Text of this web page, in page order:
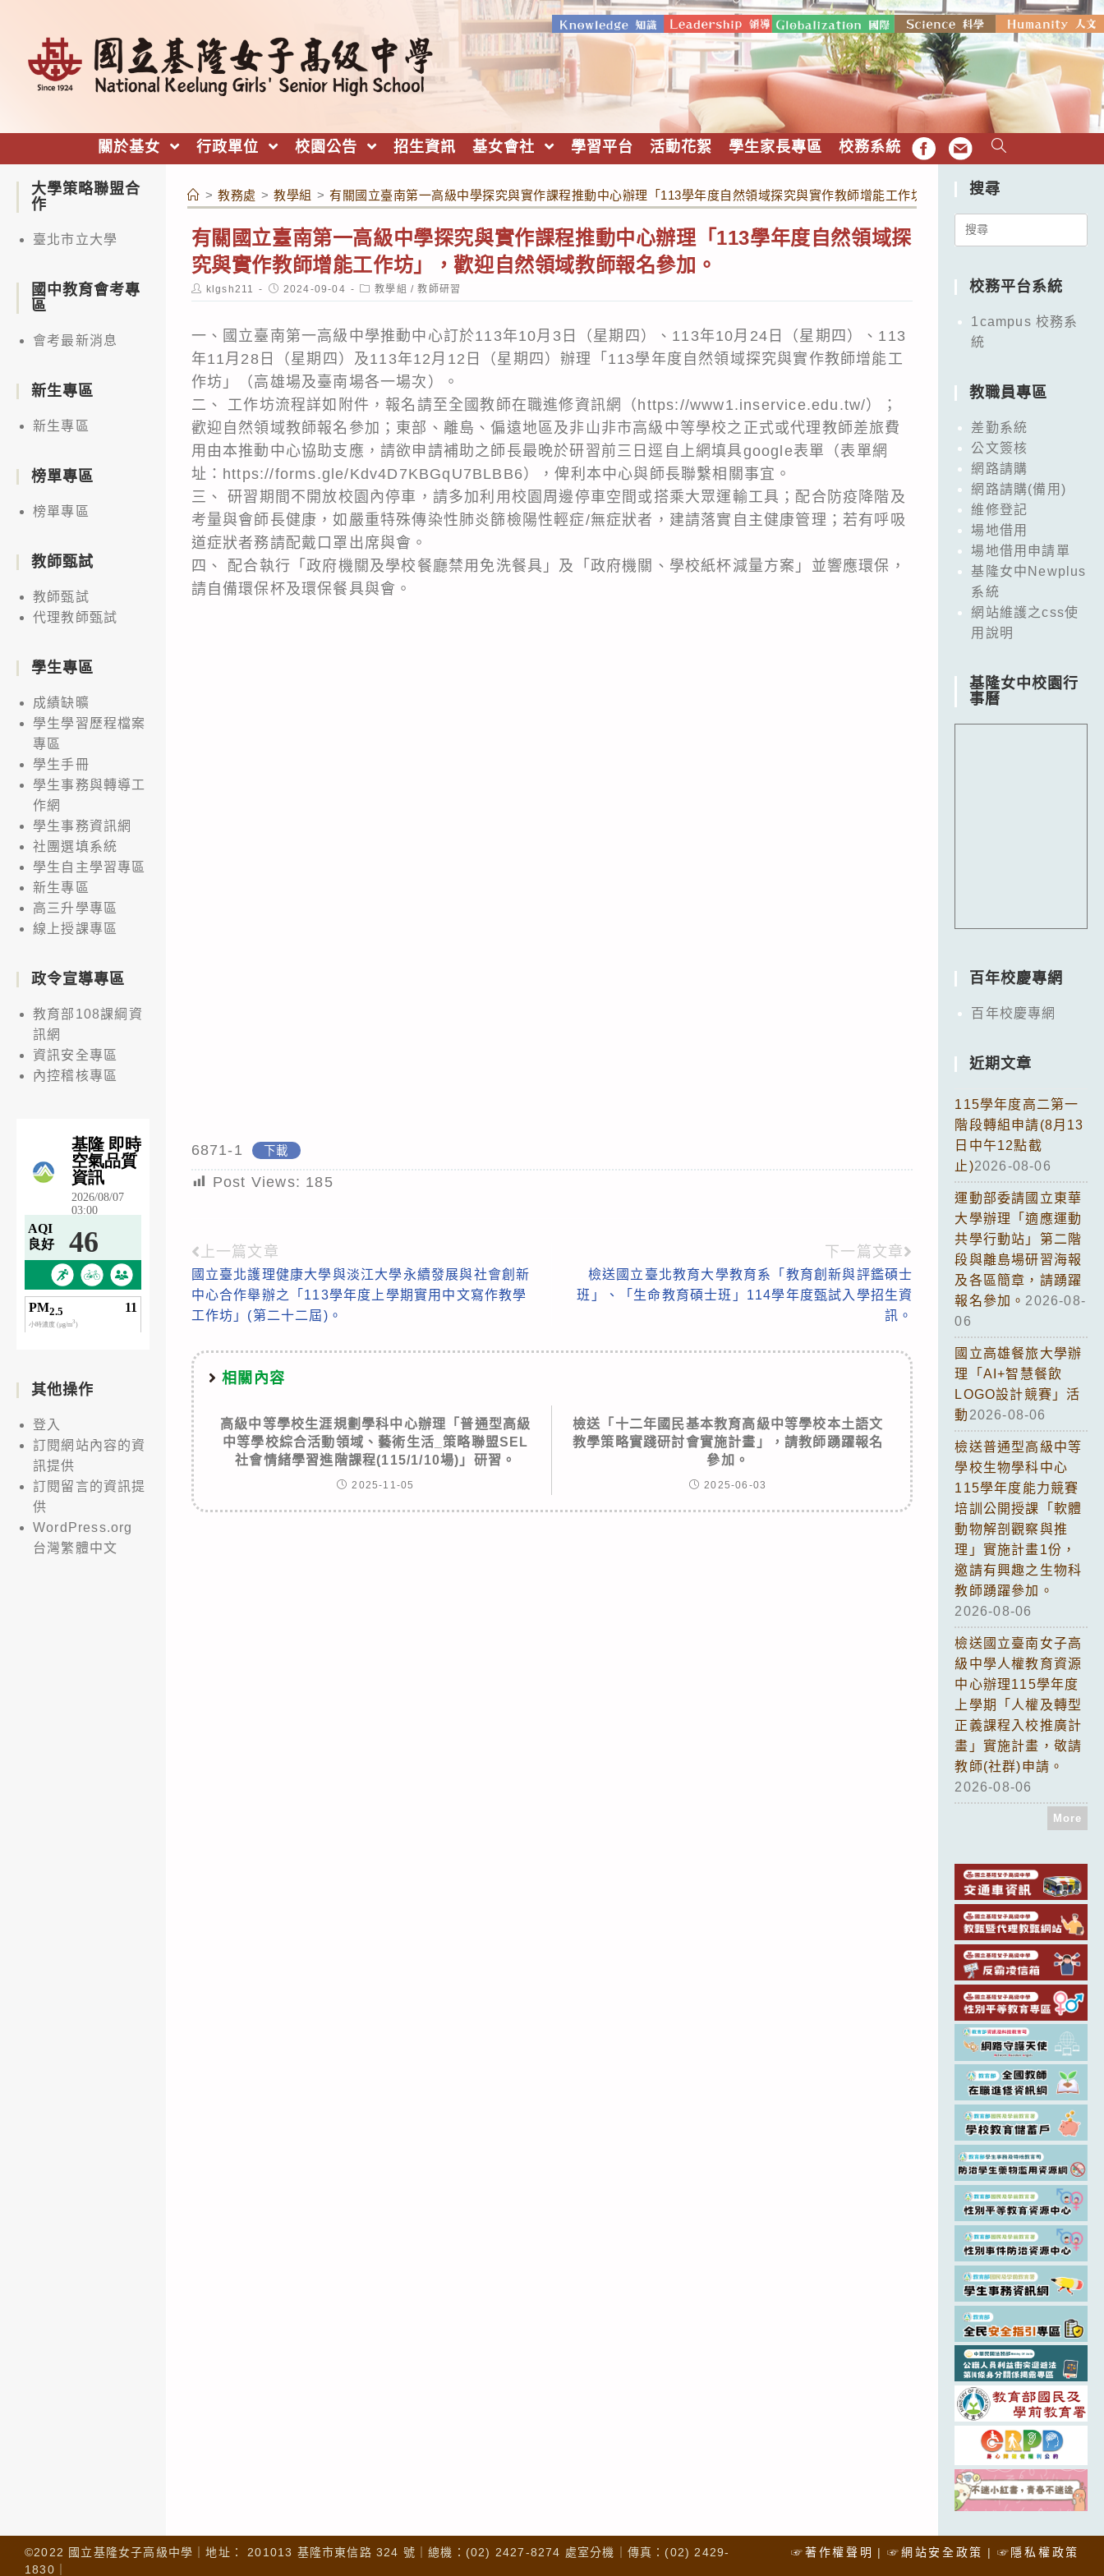
關於基女 行政單位 校園公告 招生資訊 基女會社 學習平台 活動花絮 學生家長專區 校務系統 FB EMAIL
> 教務處 > 教學組 > 有關國立臺南第一高級中學探究與實作課程推動中心辦理「113學年度自然領域探究與實作教師增能工作坊」，歡迎自然領域教師報名參
有關國立臺南第一高級中學探究與實作課程推動中心辦理「113學年度自然領域探
究與實作教師增能工作坊」，歡迎自然領域教師報名參加。
Post
author:
klgsh211
Post
published:
2024-09-04
Post
category:
教學組 / 教師研習
一、國立臺南第一高級中學推動中心訂於113年10月3日（星期四）、113年10月24日（星期四）、113
年11月28日（星期四）及113年12月12日（星期四）辦理「113學年度自然領域探究與實作教師增能工
作坊」（高雄場及臺南場各一場次）。
二、 工作坊流程詳如附件，報名請至全國教師在職進修資訊網（https://www1.inservice.edu.tw/）；
歡迎自然領域教師報名參加；東部、離島、偏遠地區及非山非市高級中等學校之正式或代理教師差旅費
用由本推動中心協助支應，請欲申請補助之師長最晚於研習前三日逕自上網填具google表單（表單網
址：https://forms.gle/Kdv4D7KBGqU7BLBB6），俾利本中心與師長聯繫相關事宜。
三、 研習期間不開放校園內停車，請多加利用校園周邊停車空間或搭乘大眾運輸工具；配合防疫降階及
考量與會師長健康，如嚴重特殊傳染性肺炎篩檢陽性輕症/無症狀者，建請落實自主健康管理；若有呼吸
道症狀者務請配戴口罩出席與會。
四、 配合執行「政府機關及學校餐廳禁用免洗餐具」及「政府機關、學校紙杯減量方案」並響應環保，
請自備環保杯及環保餐具與會。
6871-1 下載
Post Views: 185
Read
more
articles
上一篇文章
國立臺北護理健康大學與淡江大學永續發展與社會創新
中心合作舉辦之「113學年度上學期實用中文寫作教學
工作坊」(第二十二屆)。
下一篇文章
檢送國立臺北教育大學教育系「教育創新與評鑑碩士
班」、「生命教育碩士班」114學年度甄試入學招生資
訊。
相關內容
高級中等學校生涯規劃學科中心辦理「普通型高級
中等學校綜合活動領域、藝術生活_策略聯盟SEL
社會情緒學習進階課程(115/1/10場)」研習。
2025-11-05
檢送「十二年國民基本教育高級中等學校本土語文
教學策略實踐研討會實施計畫」，請教師踴躍報名
參加。
2025-06-03
大學策略聯盟合
作
臺北市立大學
國中教育會考專
區
會考最新消息
新生專區
新生專區
榜單專區
榜單專區
教師甄試
教師甄試
代理教師甄試
學生專區
成績缺曠
學生學習歷程檔案
專區
學生手冊
學生事務與轉導工
作網
學生事務資訊網
社團選填系統
學生自主學習專區
新生專區
高三升學專區
線上授課專區
政令宣導專區
教育部108課綱資
訊網
資訊安全專區
內控稽核專區
其他操作
登入
訂閱網站內容的資
訊提供
訂閱留言的資訊提
供
WordPress.org
台灣繁體中文
搜尋
Search
校務平台系統
1campus 校務系
統
教職員專區
差勤系統
公文簽核
網路請購
網路請購(備用)
維修登記
場地借用
場地借用申請單
基隆女中Newplus
系統
網站維護之css使
用說明
基隆女中校園行
事曆
百年校慶專網
百年校慶專網
近期文章
115學年度高二第一
階段轉組申請(8月13
日中午12點截
止)2026-08-06
運動部委請國立東華
大學辦理「適應運動
共學行動站」第二階
段與離島場研習海報
及各區簡章，請踴躍
報名參加。 2026-08-
06
國立高雄餐旅大學辦
理「AI+智慧餐飲
LOGO設計競賽」活
動 2026-08-06
檢送普通型高級中等
學校生物學科中心
115學年度能力競賽
培訓公開授課「軟體
動物解剖觀察與推
理」實施計畫1份，
邀請有興趣之生物科
教師踴躍參加。
2026-08-06
檢送國立臺南女子高
級中學人權教育資源
中心辦理115學年度
上學期「人權及轉型
正義課程入校推廣計
畫」實施計畫，敬請
教師(社群)申請。
2026-08-06
More
☞著作權聲明 ☞網站安全政策 ☞隱私權政策
©2022 國立基隆女子高級中學｜地址： 201013 基隆市東信路 324 號｜總機：(02) 2427-8274 處室分機｜傳真：(02) 2429-
1830｜